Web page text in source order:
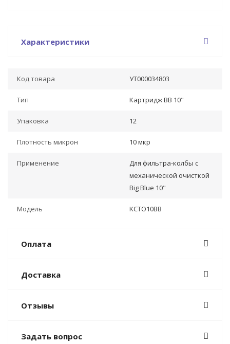
Характеристики
Код товара УТ000034803
Тип Картридж BB 10"
Упаковка 12
Плотность микрон 10 мкр
Применение
Для фильтра-колбы с
механической очисткой
Big Blue 10"
Модель KCTO10BB
Оплата
Доставка
Отзывы
Задать вопрос